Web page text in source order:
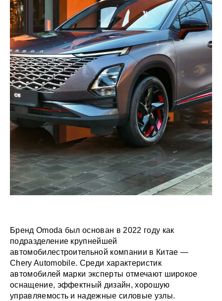
Бренд Omoda был основан в 2022 году как
подразделение крупнейшей
автомобилестроительной компании в Китае —
Chery Automobile. Среди характеристик
автомобилей марки эксперты отмечают широкое
оснащение, эффектный дизайн, хорошую
управляемость и надежные силовые узлы.